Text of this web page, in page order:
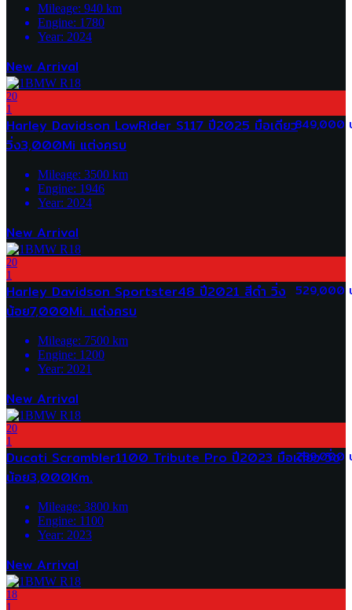
Mileage: 940 km
Engine: 1780
Year: 2024
New Arrival
20
1
849,000
Harley Davidson LowRider S117 ปี2025 มือเดียว
วิ่ง3,000Mi แต่งครบ
Mileage: 3500 km
Engine: 1946
Year: 2024
New Arrival
20
1
529,000
Harley Davidson Sportster48 ปี2021 สีดำ วิ่ง
น้อย7,000Mi. แต่งครบ
Mileage: 7500 km
Engine: 1200
Year: 2021
New Arrival
20
1
289,000
Ducati Scrambler1100 Tribute Pro ปี2023 มือเดียว วิ่ง
น้อย3,000Km.
Mileage: 3800 km
Engine: 1100
Year: 2023
New Arrival
18
1